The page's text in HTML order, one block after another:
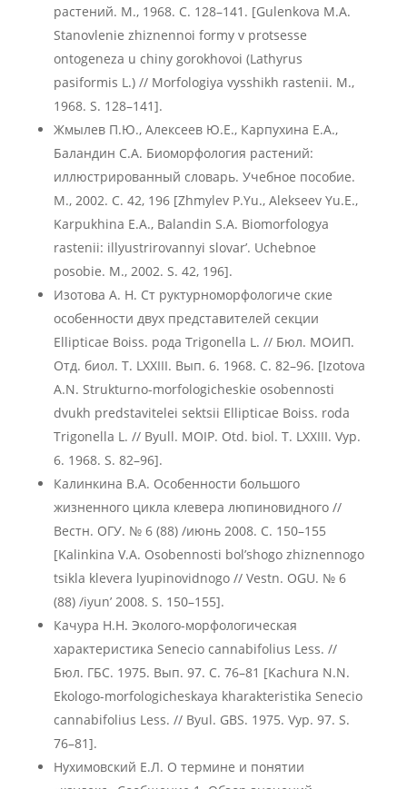
растений. М., 1968. С. 128–141. [Gulenkova M.A.
Stanovlenie zhiznennoi formy v protsesse
ontogeneza u chiny gorokhovoi (Lathyrus
pasiformis L.) // Morfologiya vysshikh rastenii. M.,
1968. S. 128–141].
Жмылев П.Ю., Алексеев Ю.Е., Карпухина Е.А.,
Баландин С.А. Биоморфология растений:
иллюстрированный словарь. Учебное пособие.
М., 2002. С. 42, 196 [Zhmylev P.Yu., Alekseev Yu.E.,
Karpukhina E.A., Balandin S.A. Biomorfologya
rastenii: illyustrirovannyi slovar’. Uchebnoe
posobie. M., 2002. S. 42, 196].
Изотова А. Н. Ст руктурноморфологиче ские
особенности двух представителей секции
Ellipticae Boiss. рода Trigonella L. // Бюл. МОИП.
Отд. биол. Т. LXXIII. Вып. 6. 1968. С. 82–96. [Izotova
A.N. Strukturno-morfologicheskie osobennosti
dvukh predstavitelei sektsii Ellipticae Boiss. roda
Trigonella L. // Byull. MOIP. Otd. biol. T. LXXIII. Vyp.
6. 1968. S. 82–96].
Калинкина В.А. Особенности большого
жизненного цикла клевера люпиновидного //
Вестн. ОГУ. № 6 (88) /июнь 2008. С. 150–155
[Kalinkina V.A. Osobennosti bol’shogo zhiznennogo
tsikla klevera lyupinovidnogo // Vestn. OGU. № 6
(88) /iyun’ 2008. S. 150–155].
Качура Н.Н. Эколого-морфологическая
характеристика Senecio cannabifolius Less. //
Бюл. ГБС. 1975. Вып. 97. С. 76–81 [Kachura N.N.
Ekologo-morfologicheskaya kharakteristika Senecio
cannabifolius Less. // Byul. GBS. 1975. Vyp. 97. S.
76–81].
Нухимовский Е.Л. О термине и понятии